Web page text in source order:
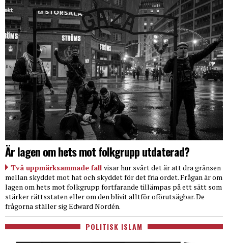
Är lagen om hets mot folkgrupp utdaterad?
Två uppmärksammade fall visar hur svårt det är att dra gränsen
mellan skyddet mot hat och skyddet för det fria ordet. Frågan är om
lagen om hets mot folkgrupp fortfarande tillämpas på ett sätt som
stärker rättsstaten eller om den blivit alltför oförutsägbar. De
frågorna ställer sig Edward Nordén.
POLITISK ISLAM